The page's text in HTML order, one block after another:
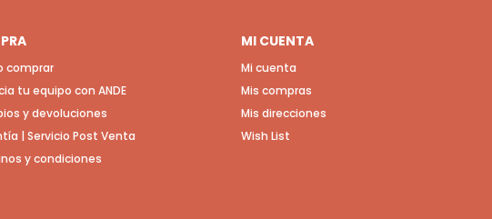
comprar
tu equipo con ANDE
y devoluciones
| Servicio Post Venta
y condiciones
MI CUENTA
Mi cuenta
Mis compras
Mis direcciones
Wish List